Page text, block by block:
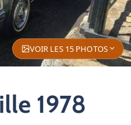
VOIR LES 15 PHOTOS
1978